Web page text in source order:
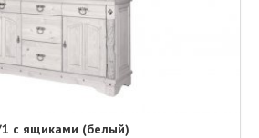
с ящиками (белый)